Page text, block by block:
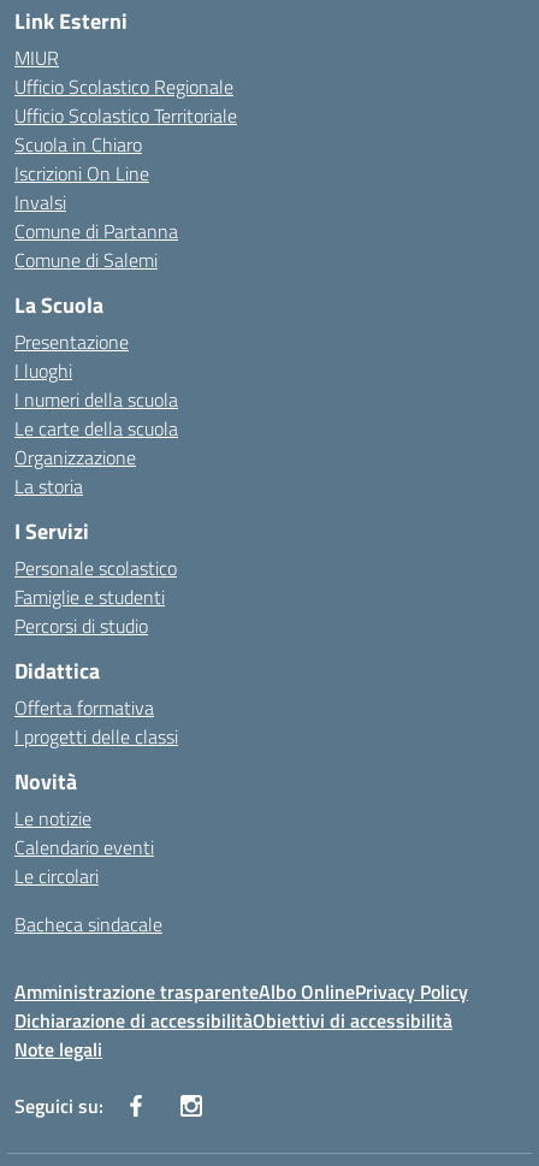
Link Esterni
MIUR
Ufficio Scolastico Regionale
Ufficio Scolastico Territoriale
Scuola in Chiaro
Iscrizioni On Line
Invalsi
Comune di Partanna
Comune di Salemi
La Scuola
Presentazione
I luoghi
I numeri della scuola
Le carte della scuola
Organizzazione
La storia
I Servizi
Personale scolastico
Famiglie e studenti
Percorsi di studio
Didattica
Offerta formativa
I progetti delle classi
Novità
Le notizie
Calendario eventi
Le circolari
Bacheca sindacale
Amministrazione trasparenteAlbo OnlinePrivacy Policy
Dichiarazione di accessibilitàObiettivi di accessibilità
Note legali
Seguici su: